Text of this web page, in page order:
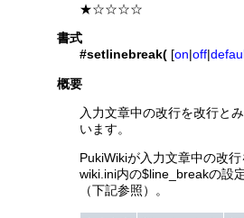
★☆☆☆☆
書式
#setlinebreak( [on|off|
概要
入力文章中の改行を改行と
います。
PukiWikiが入力文章中の改
wiki.ini内の$line_breakの設
（下記参照）。